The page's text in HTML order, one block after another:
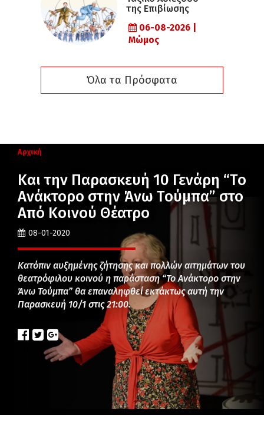
της Επιβίωσης
06-08-2026 |
Μώμος
Όλα τα Πρόσφατα
Αρχική
Και την Παρασκευή 10 Γενάρη “Το
Ανάκτορο στην Άνω Τούμπα” στο
Από Κοινού Θέατρο
08-01-2020
Κατόπιν αυξημένης ζήτησης και πολλών αιτημάτων του
θεατρόφιλου κοινού η παράσταση “Το Ανάκτορο στην
Άνω Τούμπα” θα επαναληφθεί εκτάκτως αυτή την
Παρασκευή 10/1 στις 21:00.